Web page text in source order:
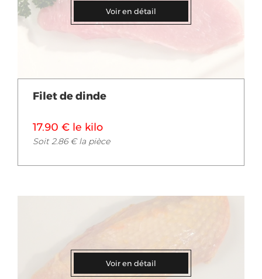
Voir en détail
Filet de dinde
17.90 € le kilo
Soit 2.86 € la pièce
Voir en détail